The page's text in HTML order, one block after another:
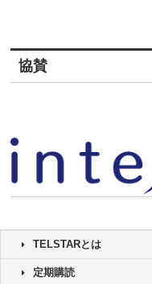
協賛
TELSTARとは
定期購読